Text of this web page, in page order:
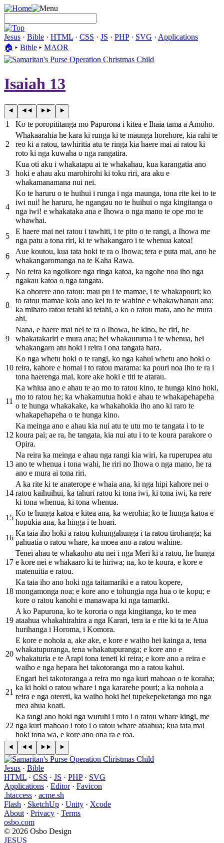
Jesus · Bible · HTML · CSS · JS · PHP· SVG · Applications
🏠︎ ▸ Bible ▸ MAOR
Isaiah 13
1 Ko te poropititanga mo Papurona i kitea e Ihaia tama a Amoho.
2
Whakaarahia he kara ki runga ki te maunga horehore, kia rahi te
reo ki a ratou, tawhiritia atu te ringa kia haere mai ai ratou ki
roto ki nga kuwaha o nga rangatira.
3
Kua oti aku i whakatapu ai te whakahau, kua karangatia ano
hoki e ahau aku marohirohi ki toku riri, ara aku e
whakamanamana nui nei.
4
Ko te haruru o te huihui i runga i nga maunga, tona rite kei to te
iwi nui! he haruru, he ngangau no te huihui o nga kingitanga o
nga iwi! e whakataka ana e Ihowa o nga mano te ope mo te
whawhai.
5
E haere mai nei ratou i tawhiti, i te pito o te rangi, a Ihowa me
nga patu a tona riri, ki te whakangaro i te whenua katoa!
6
Aue koutou, kua tata hoki te ra o Ihowa; tera e puta mai, ano he
whakangaromanga na te Kaha Rawa.
7
No reira ka ngoikore nga ringa katoa, ka ngohe noa iho nga
ngakau katoa o nga tangata.
8
Ka ohorere ano ratou: mau pu i te mamae, i te whakapouri; ko
to ratou mamae koia ano kei to te wahine e whakawhanau ana:
ka miharo ratou tetahi ki tetahi, a ko o ratou mata, ano he mura
ahi.
9
Nana, e haere mai nei te ra o Ihowa, he kino, he riri, he
whakatakariri e mura ana; hei whakaururua i te whenua, hei
whakangaro atu hoki i reira i ona tangata hara.
10
Ko nga whetu hoki o te rangi, ko nga kahui whetu ano hoki o
reira, kahore e homai i to ratou marama: ka pouri noa iho te ra i
tona haerenga mai, kore ake hoki e titi te atarau.
11
Ka whiua ano e ahau te ao mo to ratou kino, te hunga kino hoki,
mo to ratou he; ka whakamutua hoki e ahau te whakapehapeha
o te hunga whakakake, ka whakahokia iho ano ki raro te
whakapehapeha o te hunga kino.
12
Ka meinga ano e ahau kia nui atu te utu mo te tangata i to te
koura pai; ae ra, he tangata, kia nui atu i to te koura parakore o
Opira.
13
Na reira ka meinga e ahau nga rangi kia wiri, ka ruperupea atu
ano te whenua i tona wahi, he riri no Ihowa o nga mano, he ra
ano e mura ai tona riri.
14
A ka rite ki te anaterope e whaia ana, ki nga hipi kahore nei o
ratou kaihuihui, ka tahuri ratou ki tona iwi, ki tona iwi, ka rere
ki tona whenua, ki tona whenua.
15
Ko te hunga katoa e kitea ana, ka werohia; ko te hunga katoa e
hopukia ana, ka hinga i te hoari.
16
Ka taia iho hoki a ratou kohungahunga i ta ratou tirohanga; ka
pahuatia o ratou whare, ka moea ano a ratou wahine.
17
Tenei ahau te whakaoho atu nei i nga Meri ki a ratou, he hunga
e kore nei e whakaaro ki te hiriwa; na, ko te koura, e kore e
matenuitia e ratou.
18
Ka taia iho ano hoki nga taitamariki e a ratou kopere,
mongamonga noa; e kore ano e tohungia nga hua o te kopu; e
kore o ratou kanohi e manawapa ki nga tamariki.
19
A ko Papurona, ko te kororia o nga kingitanga, ko te mea
ataahua whakahirahira a nga Karari, tera ia e rite ki ta te Atua
hurihanga i Horoma, i Komora.
20
E kore e nohoia a, ake ake, e kore e waiho hei kainga a, tena
whakatupuranga, tena whakatupuranga; e kore ano e
whakaturia e te Arapi tona teneti ki reira; e kore ano a reira e
waiho e nga hepara hei takotoranga mo a ratou kahui.
21
Engari hei takotoranga a reira mo nga kuri mahoao o te koraha;
ka ki hoki o ratou whare i nga kararehe pouri; a ka nohoia a
reira e nga otereti, ka waiho hoki hei tupekepeketanga mo nga
mea ahua koati.
22
Ka tangi ano hoki nga wuruhi i roto i o ratou whare kingi, me
nga kuri mahoao i roto i o ratou whare ataahua; kua tata mai
hoki tona wa, e kore ano ona ra e roa.
Jesus · Bible
HTML · CSS · JS · PHP· SVG
Applications · Editor· Favicon
.htaccess · acme.sh
Flash · SketchUp · Unity · Xcode
About · Privacy · Terms
osbo.com
© 2026 Osbo Design
JESUS